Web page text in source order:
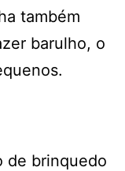
também
barulho, o
de brinquedo